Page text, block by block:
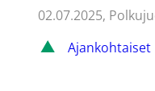
02.07.2025,
Ajankohtaiset